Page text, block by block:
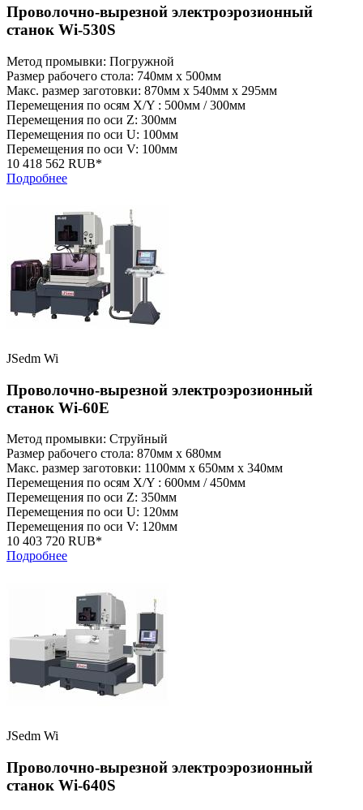
Проволочно-вырезной электроэрозионный
станок Wi-530S
Метод промывки: Погружной
Размер рабочего стола: 740мм x 500мм
Макс. размер заготовки: 870мм x 540мм x 295мм
Перемещения по осям X/Y : 500мм / 300мм
Перемещения по оси Z: 300мм
Перемещения по оси U: 100мм
Перемещения по оси V: 100мм
10 418 562 RUB*
Подробнее
JSedm Wi
Проволочно-вырезной электроэрозионный
станок Wi-60E
Метод промывки: Струйный
Размер рабочего стола: 870мм x 680мм
Макс. размер заготовки: 1100мм x 650мм x 340мм
Перемещения по осям X/Y : 600мм / 450мм
Перемещения по оси Z: 350мм
Перемещения по оси U: 120мм
Перемещения по оси V: 120мм
10 403 720 RUB*
Подробнее
JSedm Wi
Проволочно-вырезной электроэрозионный
станок Wi-640S